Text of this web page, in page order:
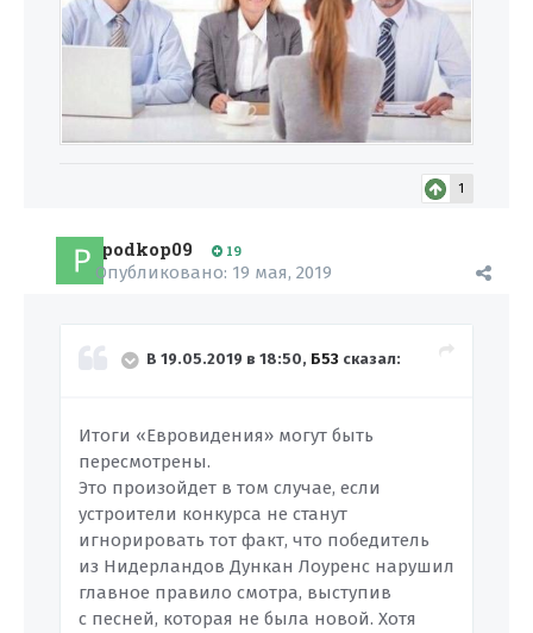
1
podkop09 19
Опубликовано: 19 мая, 2019
В 19.05.2019 в 18:50, Б53 сказал:
Итоги «Евровидения» могут быть
пересмотрены.
Это произойдет в том случае, если
устроители конкурса не станут
игнорировать тот факт, что победитель
из Нидерландов Дункан Лоуренс нарушил
главное правило смотра, выступив
с песней, которая не была новой. Хотя